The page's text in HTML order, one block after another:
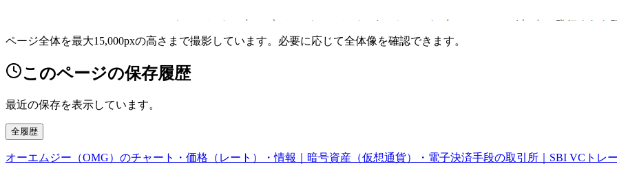
ページ全体を最大15,000pxの高さまで撮影しています。必要に応じて全体像を確認できます。
このページの保存履歴
最近の保存を表示しています。
全履歴
オーエムジー（OMG）のチャート・価格（レート）・情報｜暗号資産（仮想通貨）・電子決済手段の取引所｜SBI VCトレ